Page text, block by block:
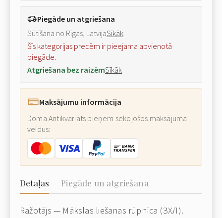
Piegāde un atgriešana
Sūtīšana no Rīgas, LatvijaSīkāk
Šīs kategorijas precēm ir pieejama apvienotā
piegāde.
Atgriešana bez raizēmSīkāk
Maksājumu informācija
Doma Antikvariāts pieņem sekojošos maksājuma
veidus:
Detaļas Piegāde un atgriešana
Ražotājs — Mākslas liešanas rūpnīca (ЗХЛ).